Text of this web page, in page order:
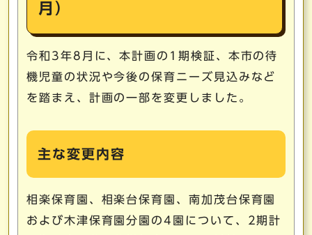
月）
令和3年8月に、本計画の1期検証、本市の待
機児童の状況や今後の保育ニーズ見込みなど
を踏まえ、計画の一部を変更しました。
主な変更内容
相楽保育園、相楽台保育園、南加茂台保育園
および木津保育園分園の4園について、2期計